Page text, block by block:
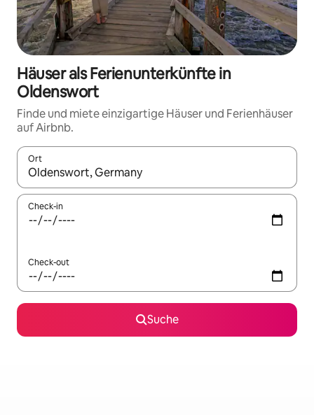
Häuser als Ferienunterkünfte in
Oldenswort
Finde und miete einzigartige Häuser und Ferienhäuser
auf Airbnb.
Ort
Wenn Ergebnisse verfügbar sind, navigiere mit den
Check-in
Check-out
Suche